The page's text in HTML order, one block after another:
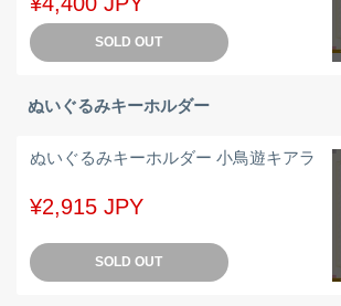
SOLD OUT
ぬいぐるみキーホルダー
ぬいぐるみキーホルダー 小鳥遊キアラ
¥2,915 JPY
SOLD OUT